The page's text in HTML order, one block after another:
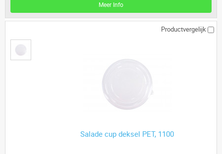
Meer Info
Productvergelijk
Salade cup deksel PET, 1100